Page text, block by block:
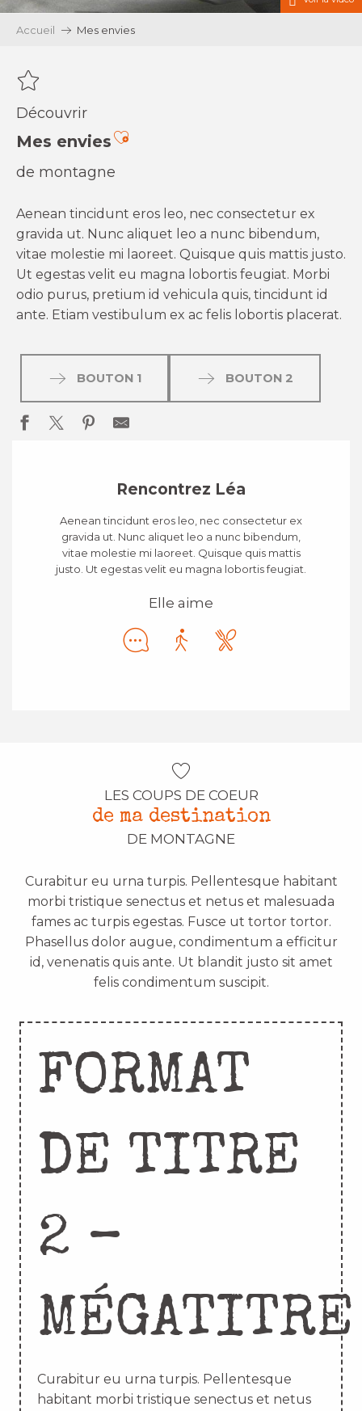
Accueil Mes envies
Découvrir
Mes enviesAjouter aux favoris
de montagne
Aenean tincidunt eros leo, nec consectetur ex
gravida ut. Nunc aliquet leo a nunc bibendum,
vitae molestie mi laoreet. Quisque quis mattis justo.
Ut egestas velit eu magna lobortis feugiat. Morbi
odio purus, pretium id vehicula quis, tincidunt id
ante. Etiam vestibulum ex ac felis lobortis placerat.
BOUTON 1 BOUTON 2
Rencontrez Léa
Aenean tincidunt eros leo, nec consectetur ex
gravida ut. Nunc aliquet leo a nunc bibendum,
vitae molestie mi laoreet. Quisque quis mattis
justo. Ut egestas velit eu magna lobortis feugiat.
Elle aime
LES COUPS DE COEUR
de ma destination
DE MONTAGNE
Curabitur eu urna turpis. Pellentesque habitant
morbi tristique senectus et netus et malesuada
fames ac turpis egestas. Fusce ut tortor tortor.
Phasellus dolor augue, condimentum a efficitur
id, venenatis quis ante. Ut blandit justo sit amet
felis condimentum suscipit.
FORMAT
DE TITRE
2 –
MÉGATITRE
Curabitur eu urna turpis. Pellentesque
habitant morbi tristique senectus et netus